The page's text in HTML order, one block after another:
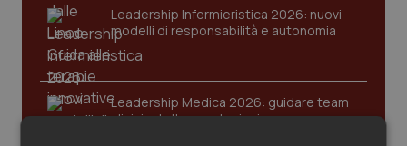
Emilia-Romagna
Friuli Venezia Giulia
Lazio
Colesterolo & coronaropatie
Dermatite Atopica
Diabete & glucometri
Leadership Infermieristica 2026: nuovi
modelli di responsabilità e autonomia
Leadership Medica 2026: guidare team
clinici ad alte prestazioni